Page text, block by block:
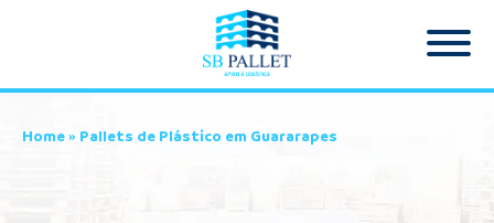
Home» Pallets de Plástico em Guararapes